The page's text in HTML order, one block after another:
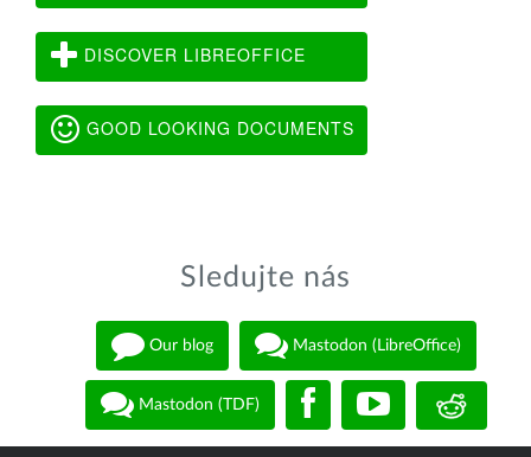
DISCOVER LIBREOFFICE
GOOD LOOKING DOCUMENTS
Sledujte nás
Our blog Mastodon (LibreOffice)
Mastodon (TDF)